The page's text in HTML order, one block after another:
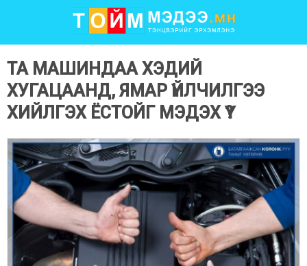
ТА МАШИНДАА ХЭДИЙ
ХУГАЦААНД, ЯМАР ҮЙЛЧИЛГЭЭ
ХИЙЛГЭХ ЁСТОЙГ МЭДЭХ ҮҮ?